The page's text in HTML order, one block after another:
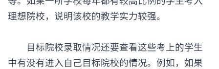
理想院校，说明该校的教学实力较强。
目标院校录取情况还要查看这些考上的学生
中有没有进入自己目标院校的情况。例如，如果